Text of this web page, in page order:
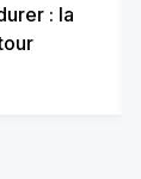
: la